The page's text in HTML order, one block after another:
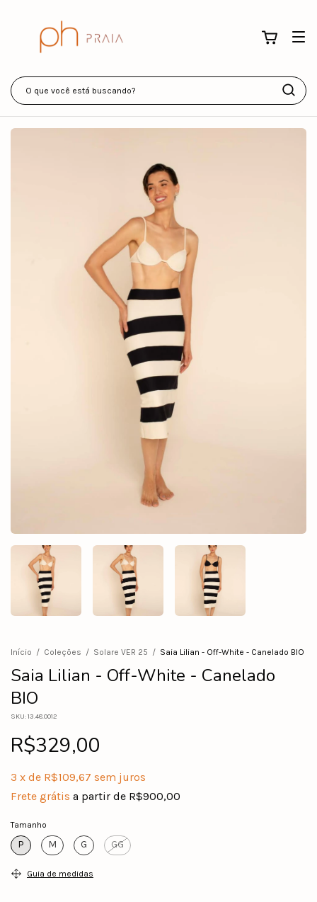
Início / Coleções / Solare VER 25 / Saia Lilian - Off-White - Canelado BIO
Saia Lilian - Off-White - Canelado
BIO
SKU:13.48.0012
R$329,00
3 x de R$109,67 sem juros
Frete grátis a partir de R$900,00
Tamanho
P M G GG
Guia de medidas